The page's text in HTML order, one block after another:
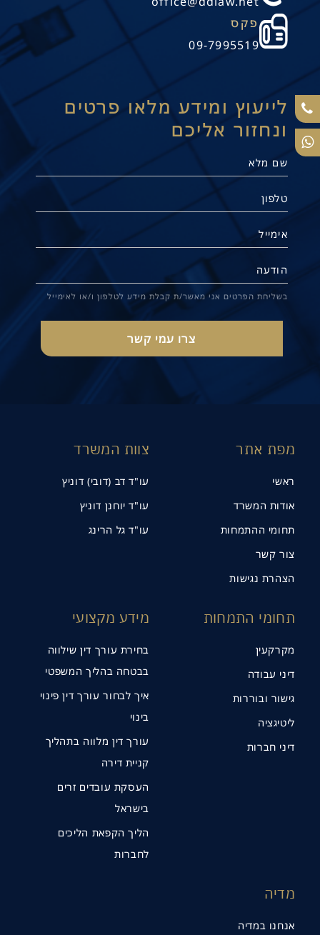
קשר
פקס
09-7995519
לייעוץ ומידע מלאו פרטים
ונחזור אליכם
בשליחת הפרטים אני מאשר/ת קבלת מידע לטלפון ו/או לאימייל
מפת אתר
ראשי
אודות המשרד
תחומי ההתמחות
צור קשר
הצהרת נגישות
צוות המשרד
עו"ד דב (דובי) דוניץ
עו"ד יוחנן דוניץ
עו"ד גל הרינג
תחומי התמחות
מקרקעין
דיני עבודה
גישור ובוררות
ליטיגציה
דיני חברות
מידע מקצועי
בחירת עורך דין שילווה
בבטחה בהליך המשפטי
איך לבחור עורך דין פינוי
בינוי
עורך דין מלווה בתהליך
קניית דירה
העסקת עובדים זרים
בישראל
הליך הקפאת הליכים
לחברות
מדיה
אנחנו במדיה